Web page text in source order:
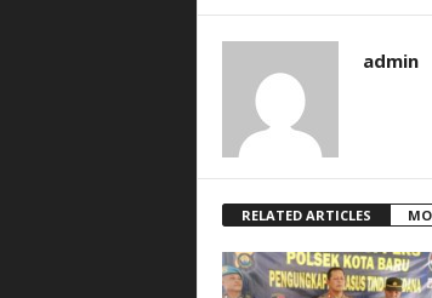
admin
RELATED ARTICLES